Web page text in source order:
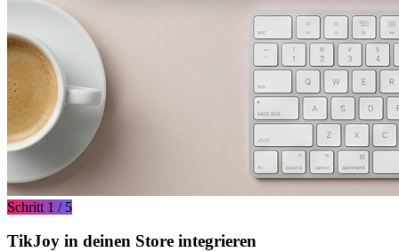
Schritt 1 / 5
TikJoy in deinen Store integrieren